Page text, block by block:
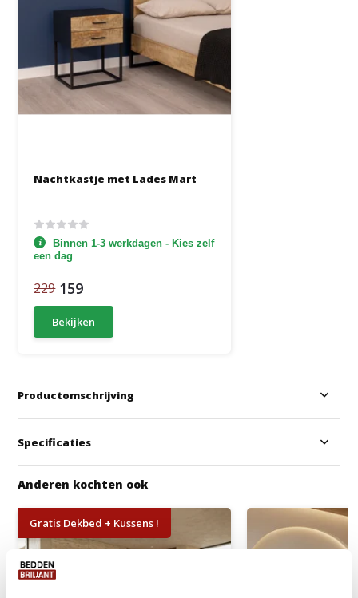
Nachtkastje met Lades Mart
Binnen 1-3 werkdagen - Kies zelf
een dag
229 159
Bekijken
Productomschrijving
Specificaties
Anderen kochten ook
Gratis Dekbed + Kussens !